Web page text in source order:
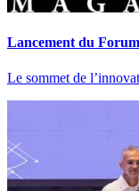
Lancement du
Le sommet de